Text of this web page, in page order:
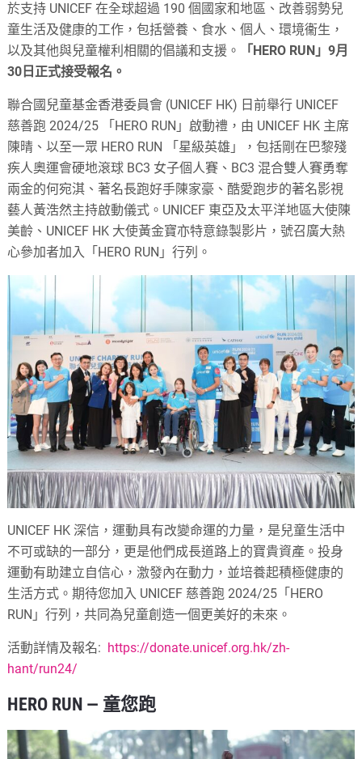
於支持 UNICEF 在全球超過 190 個國家和地區、改善弱勢兒
童生活及健康的工作，包括營養、食水、個人、環境衞生，
以及其他與兒童權利相關的倡議和支援。
「HERO RUN」9月
30日正式接受報名。
聯合國兒童基金香港委員會 (UNICEF HK) 日前舉行 UNICEF
慈善跑 2024/25 「HERO RUN」啟動禮，由 UNICEF HK 主席
陳晴、以至一眾 HERO RUN 「星級英雄」，包括剛在巴黎殘
疾人奧運會硬地滾球 BC3 女子個人賽、BC3 混合雙人賽勇奪
兩金的何宛淇、著名長跑好手陳家豪、酷愛跑步的著名影視
藝人黃浩然主持啟動儀式。UNICEF 東亞及太平洋地區大使陳
美齡、UNICEF HK 大使黃金寶亦特意錄製影片，號召廣大熱
心參加者加入「HERO RUN」行列。
UNICEF HK 深信，運動具有改變命運的力量，是兒童生活中
不可或缺的一部分，更是他們成長道路上的寶貴資產。投身
運動有助建立自信心，激發內在動力，並培養起積極健康的
生活方式。期待您加入 UNICEF 慈善跑 2024/25「HERO
RUN」行列，共同為兒童創造一個更美好的未來。
活動詳情及報名: https://donate.unicef.org.hk/zh-
hant/run24/
HERO RUN — 童您跑